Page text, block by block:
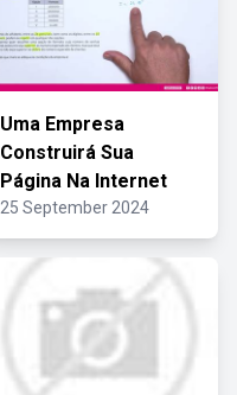
Uma Empresa
Construirá Sua
Página Na Internet
25 September 2024